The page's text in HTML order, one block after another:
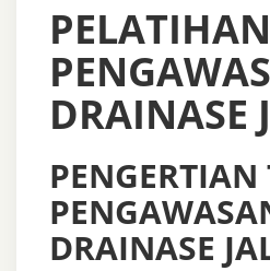
PELATIHAN
DRAINASE
DRAINASE